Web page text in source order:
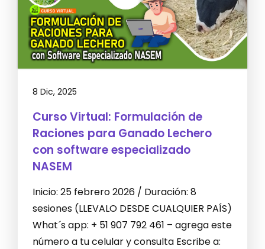
8 Dic, 2025
Curso Virtual: Formulación de
Raciones para Ganado Lechero
con software especializado
NASEM
Inicio: 25 febrero 2026 / Duración: 8
sesiones (LLEVALO DESDE CUALQUIER PAÍS)
What´s app: + 51 907 792 461 – agrega este
número a tu celular y consulta Escribe a: